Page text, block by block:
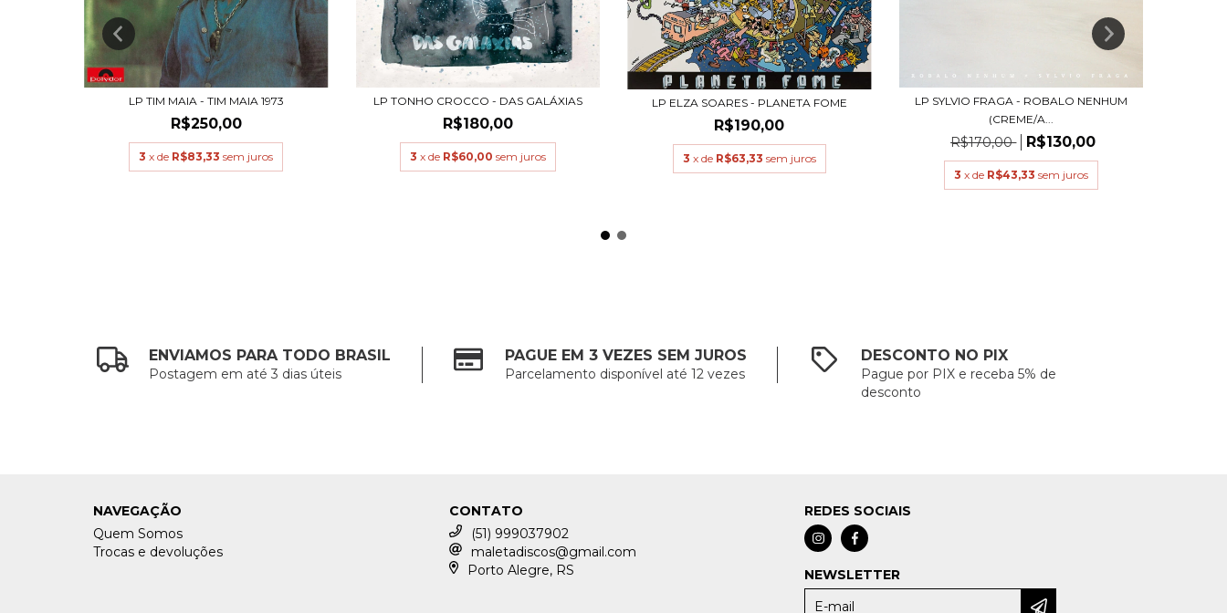
LP TIM MAIA - TIM MAIA 1973
R$250,00
3 x de R$83,33 sem juros
LP TONHO CROCCO - DAS GALÁXIAS
R$180,00
3 x de R$60,00 sem juros
LP ELZA SOARES - PLANETA FOME
R$190,00
3 x de R$63,33 sem juros
LP SYLVIO FRAGA - ROBALO NENHUM
(CREME/A...
R$170,00 R$130,00
3 x de R$43,33 sem juros
ENVIAMOS PARA TODO BRASIL
Postagem em até 3 dias úteis
PAGUE EM 3 VEZES SEM JUROS
Parcelamento disponível até 12 vezes
DESCONTO NO PIX
Pague por PIX e receba 5% de
desconto
NAVEGAÇÃO
Quem Somos
Trocas e devoluções
CONTATO
(51) 999037902
maletadiscos@gmail.com
Porto Alegre, RS
REDES SOCIAIS
NEWSLETTER